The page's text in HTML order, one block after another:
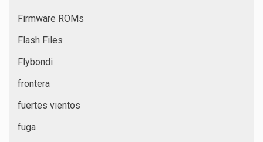
Firmware ROMs
Flash Files
Flybondi
frontera
fuertes vientos
fuga